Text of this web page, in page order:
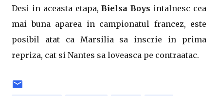
Desi in aceasta etapa,Bielsa Boys intalnesc cea
mai buna aparea in campionatul francez, este
posibil atat ca Marsilia sa inscrie in prima
repriza, cat si Nantes sa loveasca pe contraatac.